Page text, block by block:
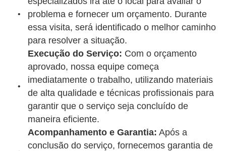
problema e fornecer um orçamento. Durante
essa visita, será identificado o melhor caminho
para resolver a situação.
Execução do Serviço: Com o orçamento
aprovado, nossa equipe começa
imediatamente o trabalho, utilizando materiais
de alta qualidade e técnicas profissionais para
garantir que o serviço seja concluído de
maneira eficiente.
Acompanhamento e Garantia: Após a
conclusão do serviço, fornecemos garantia de